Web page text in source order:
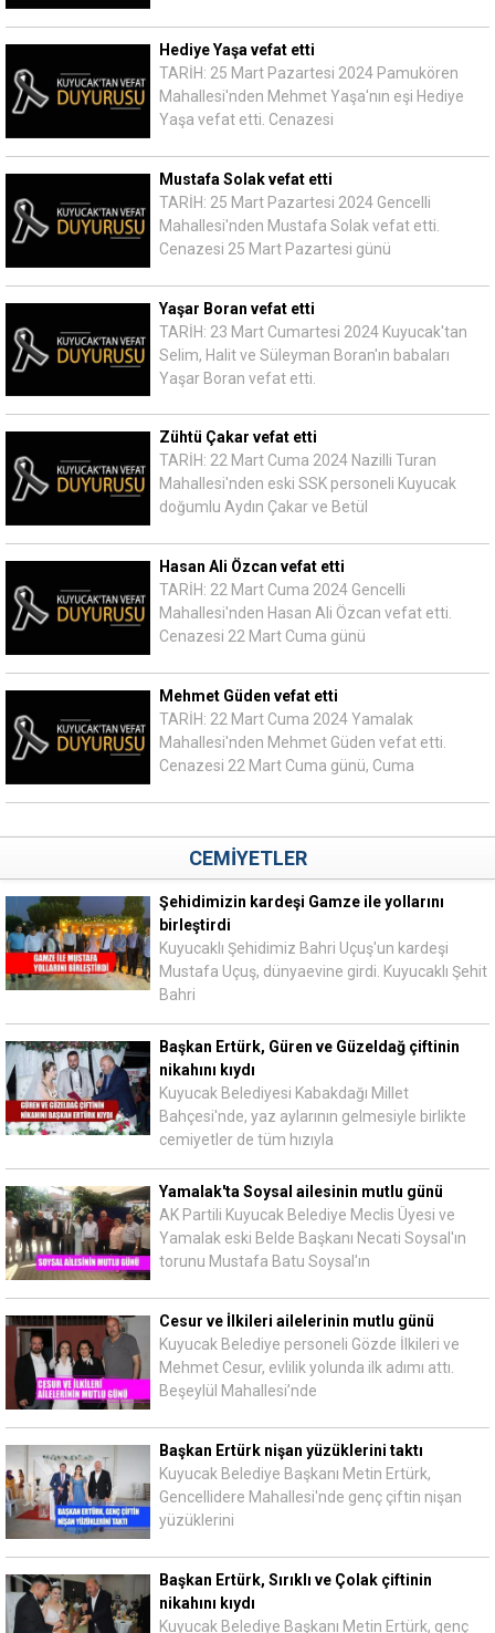
Hediye Yaşa vefat etti
TARİH: 25 Mart Pazartesi 2024 Pamukören
Mahallesi'nden Mehmet Yaşa'nın eşi Hediye
Yaşa vefat etti. Cenazesi
Mustafa Solak vefat etti
TARİH: 25 Mart Pazartesi 2024 Gencelli
Mahallesi'nden Mustafa Solak vefat etti.
Cenazesi 25 Mart Pazartesi günü
Yaşar Boran vefat etti
TARİH: 23 Mart Cumartesi 2024 Kuyucak'tan
Selim, Halit ve Süleyman Boran'ın babaları
Yaşar Boran vefat etti.
Zühtü Çakar vefat etti
TARİH: 22 Mart Cuma 2024 Nazilli Turan
Mahallesi'nden eski SSK personeli Kuyucak
doğumlu Aydın Çakar ve Betül
Hasan Ali Özcan vefat etti
TARİH: 22 Mart Cuma 2024 Gencelli
Mahallesi'nden Hasan Ali Özcan vefat etti.
Cenazesi 22 Mart Cuma günü
Mehmet Güden vefat etti
TARİH: 22 Mart Cuma 2024 Yamalak
Mahallesi'nden Mehmet Güden vefat etti.
Cenazesi 22 Mart Cuma günü, Cuma
CEMİYETLER
Şehidimizin kardeşi Gamze ile yollarını
birleştirdi
Kuyucaklı Şehidimiz Bahri Uçuş'un kardeşi
Mustafa Uçuş, dünyaevine girdi. Kuyucaklı Şehit
Bahri
Başkan Ertürk, Güren ve Güzeldağ çiftinin
nikahını kıydı
Kuyucak Belediyesi Kabakdağı Millet
Bahçesi'nde, yaz aylarının gelmesiyle birlikte
cemiyetler de tüm hızıyla
Yamalak'ta Soysal ailesinin mutlu günü
AK Partili Kuyucak Belediye Meclis Üyesi ve
Yamalak eski Belde Başkanı Necati Soysal'ın
torunu Mustafa Batu Soysal'ın
Cesur ve İlkileri ailelerinin mutlu günü
Kuyucak Belediye personeli Gözde İlkileri ve
Mehmet Cesur, evlilik yolunda ilk adımı attı.
Beşeylül Mahallesi’nde
Başkan Ertürk nişan yüzüklerini taktı
Kuyucak Belediye Başkanı Metin Ertürk,
Gencellidere Mahallesi'nde genç çiftin nişan
yüzüklerini
Başkan Ertürk, Sırıklı ve Çolak çiftinin
nikahını kıydı
Kuyucak Belediye Başkanı Metin Ertürk, genç